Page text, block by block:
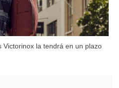
Victorinox la tendrá en un plazo